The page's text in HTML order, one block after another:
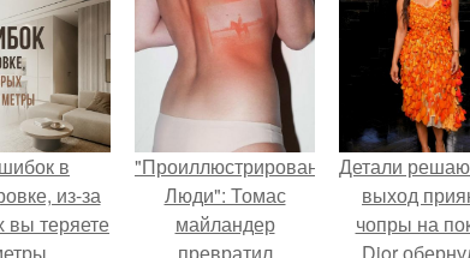
в
из-за
вы теряете
"Проиллюстрированные
Люди": Томас
майландер
Детали
выход
чопры на